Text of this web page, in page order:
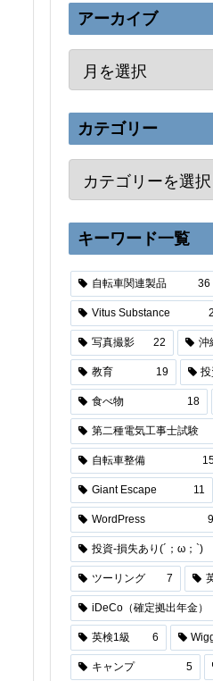
アーカイブ
カテゴリー
キーワード一覧
自転車関連製品 36
Vitus Substance
写真撮影 22 沖
教育 19
食べ物 18
第二種電気工事士試験
自転車整備
Giant Escape 11
WordPress 9
投資-損失あり(´；ω；`)
ツーリング 7
iDeCo（確定拠出年金）
英検1級 6
キャンプ 5